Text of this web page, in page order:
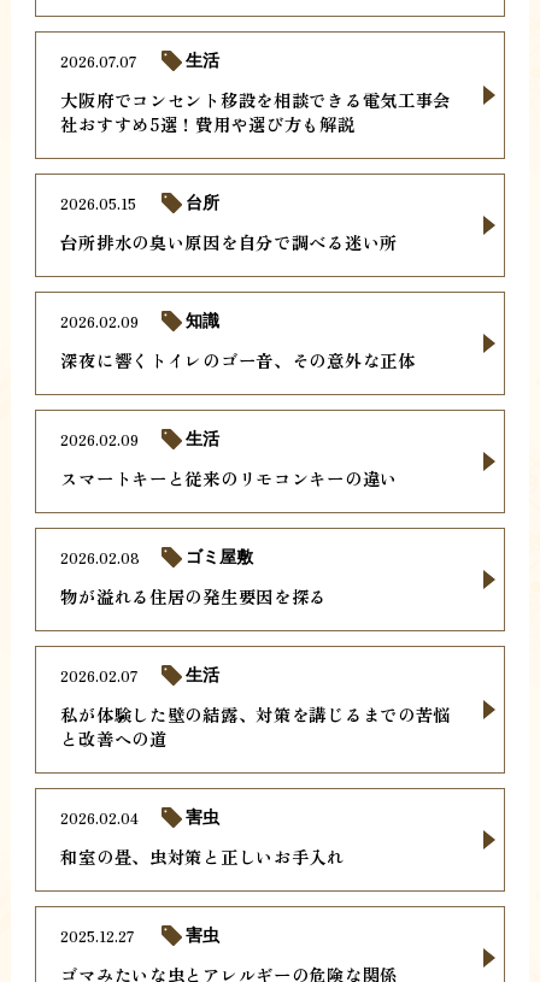
大阪府でコンセント移設を相談できる電気工事会
社おすすめ5選！費用や選び方も解説
2026.07.07 生活
台所排水の臭い原因を自分で調べる迷い所
2026.05.15 台所
深夜に響くトイレのゴー音、その意外な正体
2026.02.09 知識
スマートキーと従来のリモコンキーの違い
2026.02.09 生活
物が溢れる住居の発生要因を探る
2026.02.08 ゴミ屋敷
私が体験した壁の結露、対策を講じるまでの苦悩
と改善への道
2026.02.07 生活
和室の畳、虫対策と正しいお手入れ
2026.02.04 害虫
ゴマみたいな虫とアレルギーの危険な関係
2025.12.27 害虫